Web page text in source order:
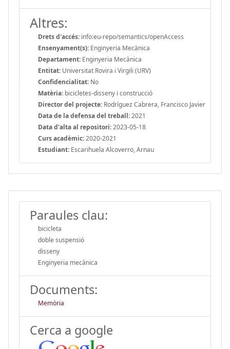
Altres:
Drets d'accés: info:eu-repo/semantics/openAccess
Ensenyament(s): Enginyeria Mecànica
Departament: Enginyeria Mecànica
Entitat: Universitat Rovira i Virgili (URV)
Confidencialitat: No
Matèria: bicicletes-disseny i construcció
Director del projecte: Rodríguez Cabrera, Francisco Javier
Data de la defensa del treball:2021
Data d'alta al repositori:2023-05-18
Curs acadèmic:2020-2021
Estudiant: Escarihuela Alcoverro, Arnau
Paraules clau:
bicicleta
doble suspensió
disseny
Enginyeria mecànica
Documents:
Memòria
Cerca a google